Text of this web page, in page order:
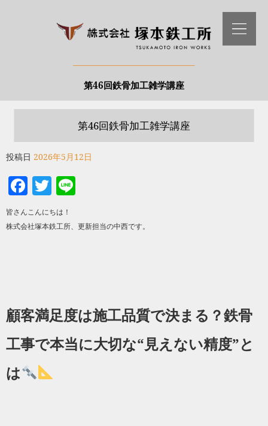
第46回鉄骨加工雑学講座
第46回鉄骨加工雑学講座
投稿日 2026年5月12日
Facebook
Twitter
皆さんこんにちは！
株式会社塚本鉄工所、更新担当の中西です。
顧客満足度は施工品質で決まる？鉄骨
工事で本当に大切な“見えない精度”と
は